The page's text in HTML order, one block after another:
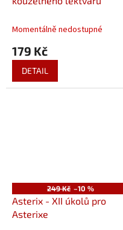
Momentálně nedostupné
179 Kč
DETAIL
249 Kč –10 %
Asterix - XII úkolů pro
Asterixe